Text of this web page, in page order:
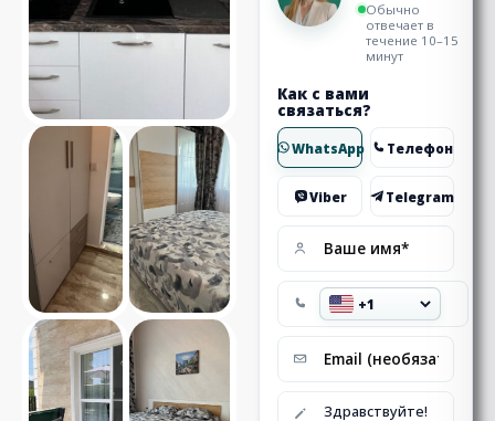
Обычно
отвечает в
течение 10–15
минут
Как с вами
связаться?
WhatsApp Телефон
Viber Telegram